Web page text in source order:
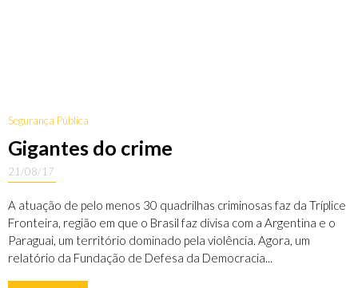
Segurança Pública
Gigantes do crime
21/08/17
A atuação de pelo menos 30 quadrilhas criminosas faz da Tríplice
Fronteira, região em que o Brasil faz divisa com a Argentina e o
Paraguai, um território dominado pela violência. Agora, um
relatório da Fundação de Defesa da Democracia...